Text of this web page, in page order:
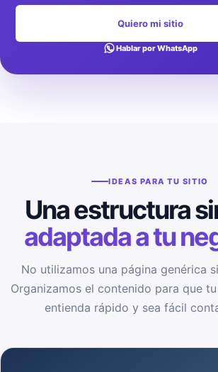
Quiero mi sitio
Hablar por WhatsApp
IDEAS PARA TU SITIO
Una estructura
adaptada a tu
No utilizamos una página genérica
Organizamos el contenido para que
entienda rápido y sea fácil